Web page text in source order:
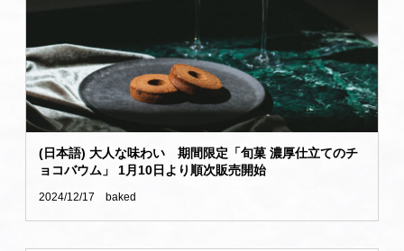
(日本語) 大人な味わい 期間限定「旬菓 濃厚仕立てのチ
ョコバウム」 1月10日より順次販売開始
2024/12/17 baked